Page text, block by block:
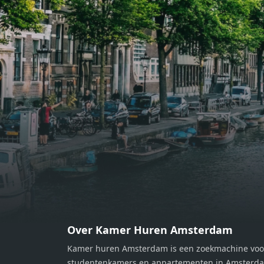
gemakken voorzien, perfect voor het
bereiden van heerlijke maaltijden.
Vanuit de woonkamer stap je zo het
balkon op, waar je kunt genieten
van een prachtig uitzicht en een
moment van rust. De woning
beschikt over twee comfortabele
slaapkamers van respectievelijk 12,1
m² en 8 m². Beide kamers bieden tal
van mogelijkheden, zoals een fijne
werkplek, een logeerkamer of een
persoonlijke slaapkamer. De
gemak en privacy. Gelegen in een
Zaandam, bevindt de woning zich
van
m²
van
Over Kamer Huren Amsterdam
Kamer huren Amsterdam is een zoekmachine